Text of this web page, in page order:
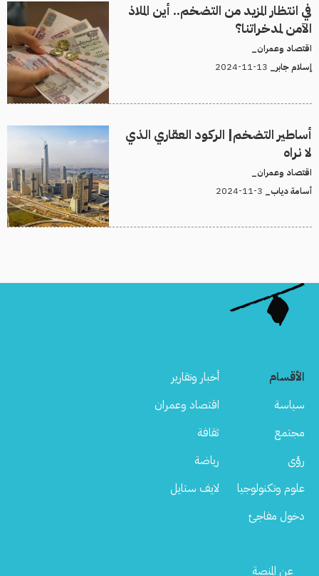
في انتظار المزيد من التضخم.. أين الملاذ
الآمن لمدخراتنا؟
اقتصاد وعمران_
إسلام جابر_
أساطير التضخم| الركود العقاري الذي
لا نراه
اقتصاد وعمران_
أسامة دياب_
الأقسام
أخبار وتقارير
سياسة
اقتصاد وعمران
مجتمع
ثقافة
رؤى
رياضة
علوم وتكنولوجيا
لايف ستايل
دخول مفاجئ
Footer
عن المنصة